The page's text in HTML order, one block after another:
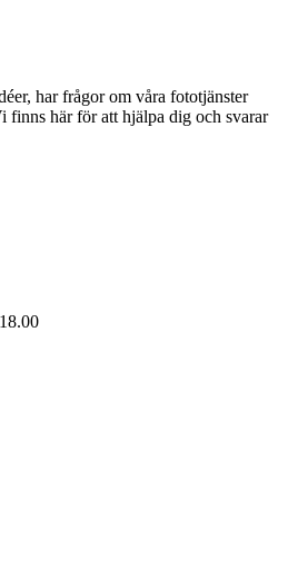
har frågor om våra fototjänster
här för att hjälpa dig och svarar